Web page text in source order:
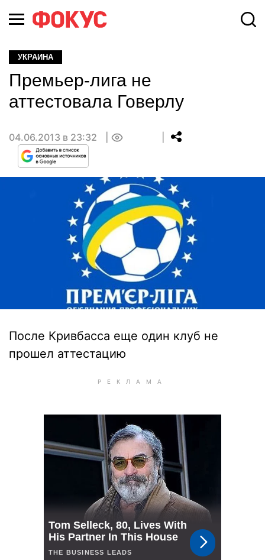
УКРАИНА
Премьер-лига не
аттестовала Говерлу
04.06.2013 в 23:32
После Кривбасса еще один клуб не
прошел аттестацию